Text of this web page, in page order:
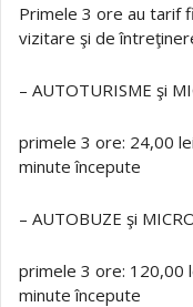
Primele 3 ore au tarif
vizitare şi de
– AUTOTURISME şi
primele 3 ore: 24,00
minute începute
– AUTOBUZE şi
primele 3 ore: 120,00
minute începute